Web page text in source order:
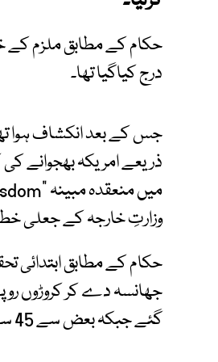
حکام کے مطابق ملزم کے
درج کیاگیا تھا۔
جس کے بعد انکشاف ہوا
ذریعے امریکہ بھجوانے
وزارتِ خارجہ کے جعلی
حکام کے مطابق ابتدائی
جھانسہ دے کر کروڑوں
گئے جبکہ بعض سے 45 سے 70 لاکھ روپے تک کے معاہدے طے کیے گئے۔